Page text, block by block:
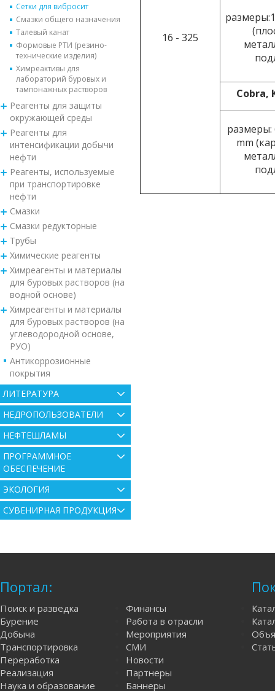
Сетки для вибросит
Смазки общего назначения
Талевый канат
Формовые РТИ (резино-
технические изделия)
Химреактивы для
лабораторий буровых и
тампонажных растворов
Реагенты для защиты
окружающей среды
Реагенты для
интенсификации добычи
нефти
Реагенты, используемые
при транспортировке
нефти
Смазки
Смазки редукторные
Трубы
Химические реагенты
Химреагенты и материалы
для буровых растворов (на
водной основе)
Химреагенты и материалы
для буровых растворов (на
углеводородной основе,
РУО)
Антикоррозионные
покрытия
ЛИТЕРАТУРА
НЕДРОПОЛЬЗОВАТЕЛИ
НЕФТЕШЛАМЫ
ПРОГРАММНОЕ
ОБЕСПЕЧЕНИЕ
ЭКОЛОГИЯ
СУВЕНИРНАЯ ПРОДУКЦИЯ
16 - 325
Cobra,
размеры:
mm
Портал:
Поиск и разведка
Бурение
Добыча
Транспортировка
Переработка
Реализация
Наука и образование
Финансы
Работа в отрасли
Мероприятия
СМИ
Новости
Партнеры
Баннеры